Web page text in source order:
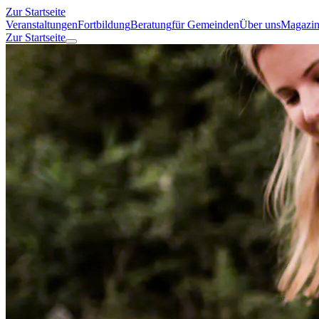
Zur Startseite
VeranstaltungenFortbildungBeratungfür GemeindenÜber unsMagazin
Zur Startseite